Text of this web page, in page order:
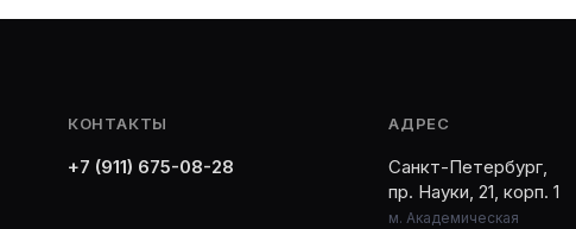
КОНТАКТЫ
+7 (911) 675-08-28
АДРЕС
Санкт-Петербург,
пр. Науки, 21, корп. 1
м. Академическая